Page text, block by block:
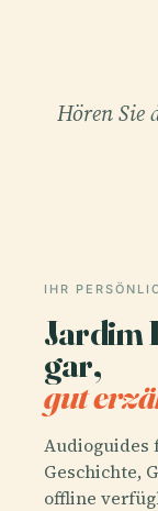
Hören Sie
IHR
Jardim
gar,
gut
Audioguides
Geschichte,
offline